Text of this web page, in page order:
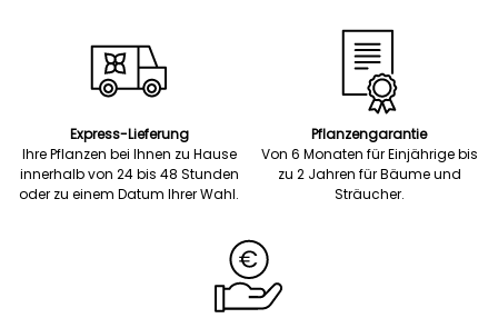
Express-Lieferung
Ihre Pflanzen bei Ihnen zu Hause
innerhalb von 24 bis 48 Stunden
oder zu einem Datum Ihrer Wahl.
Pflanzengarantie
Von 6 Monaten für Einjährige bis
zu 2 Jahren für Bäume und
Sträucher.